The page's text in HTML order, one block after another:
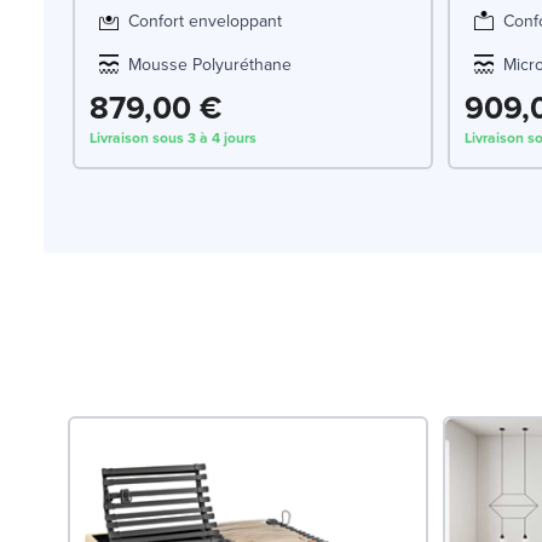
Confort enveloppant
Mousse Polyuréthane
879,00 €
Livraison sous 3 à 4 jours Livraison